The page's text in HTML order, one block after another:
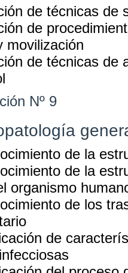
de técnicas de
de
movilización
de técnicas de
Nº 9
de la
de la
organismo
de los
de